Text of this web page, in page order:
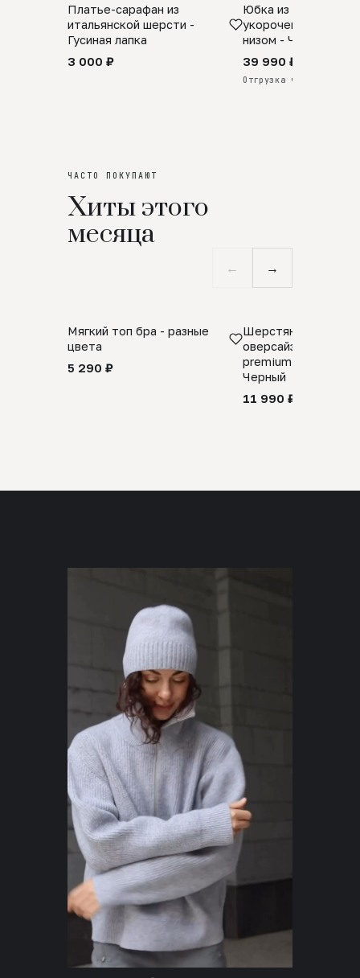
SALE
Платье-сарафан из
итальянской шерсти -
Гусиная лапка
3 000 ₽
ПРЕДЗАКАЗ
Юбка из
укороченная с
низом - Черный
39 990 ₽
Отгрузка через 25 дней
ЧАСТО ПОКУПАЮТ
Хиты этого
месяца
← →
Мягкий топ бра - разные
цвета
5 290 ₽
Шерстяной свитер
оверсайз 100%
premium merino
Черный
11 990 ₽